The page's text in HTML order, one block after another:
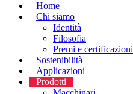
Home
Chi siamo
Identità
Filosofia
Premi e certificazioni
Sostenibilità
Applicazioni
Prodotti